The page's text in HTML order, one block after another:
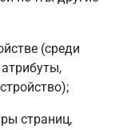
(среди
страниц,